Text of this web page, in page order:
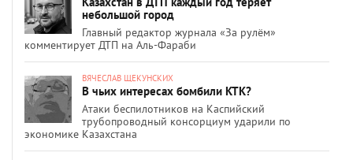
небольшой город
Главный редактор журнала «За рулём»
комментирует ДТП на Аль-Фараби
ВЯЧЕСЛАВ ЩЕКУНСКИХ
В чьих интересах бомбили КТК?
Атаки беспилотников на Каспийский
трубопроводный консорциум ударили по
экономике Казахстана